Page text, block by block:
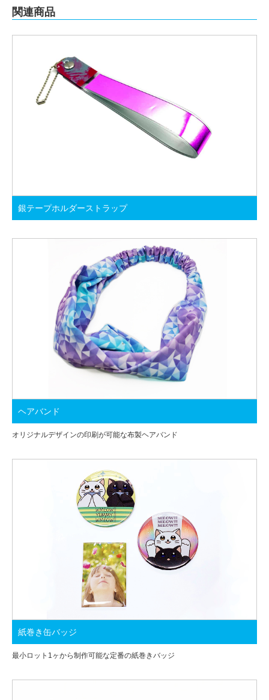
関連商品
銀テープホルダーストラップ
ヘアバンド
オリジナルデザインの印刷が可能な布製ヘアバンド
紙巻き缶バッジ
最小ロット1ヶから制作可能な定番の紙巻きバッジ